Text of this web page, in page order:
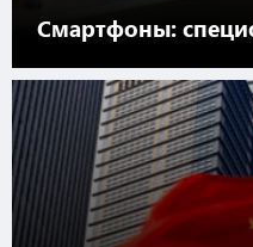
Смартфоны: